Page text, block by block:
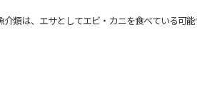
は、エサとしてエビ・カニを食べている可能